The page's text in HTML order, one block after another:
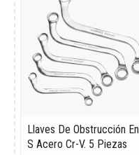
Llaves De Obstrucción En
S Acero Cr-V. 5 Piezas